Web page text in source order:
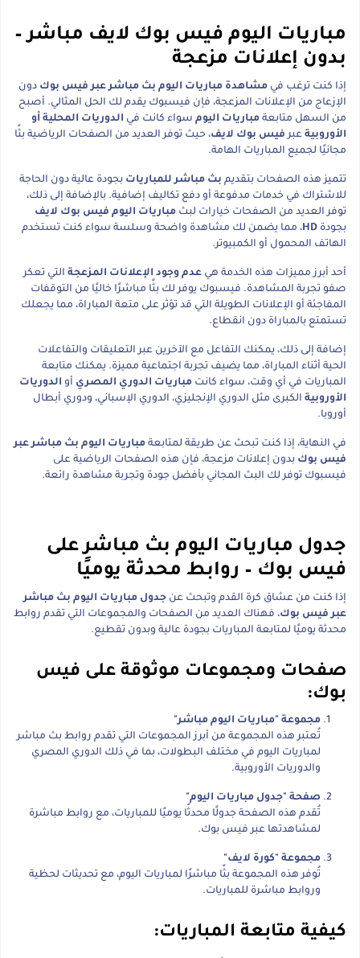
مباريات اليوم فيس بوك لايف مباشر –
بدون إعلانات مزعجة
إذا كنت ترغب في مشاهدة مباريات اليوم بث مباشر عبر فيس بوك دون
الإزعاج من الإعلانات المزعجة، فإن فيسبوك يقدم لك الحل المثالي. أصبح
من السهل متابعة مباريات اليوم سواء كانت في الدوريات المحلية أو
الأوروبية عبر فيس بوك لايف، حيث توفر العديد من الصفحات الرياضية بثًا
مجانيًا لجميع المباريات الهامة.
تتميز هذه الصفحات بتقديم بث مباشر للمباريات بجودة عالية دون الحاجة
للاشتراك في خدمات مدفوعة أو دفع تكاليف إضافية. بالإضافة إلى ذلك،
توفر العديد من الصفحات خيارات لبث مباريات اليوم فيس بوك لايف
بجودة HD، مما يضمن لك مشاهدة واضحة وسلسة سواء كنت تستخدم
الهاتف المحمول أو الكمبيوتر.
أحد أبرز مميزات هذه الخدمة هي عدم وجود الإعلانات المزعجة التي تعكر
صفو تجربة المشاهدة. فيسبوك يوفر لك بثًا مباشرًا خاليًا من التوقفات
المفاجئة أو الإعلانات الطويلة التي قد تؤثر على متعة المباراة، مما يجعلك
تستمتع بالمباراة دون انقطاع.
إضافة إلى ذلك، يمكنك التفاعل مع الآخرين عبر التعليقات والتفاعلات
الحية أثناء المباراة، مما يضيف تجربة اجتماعية مميزة. يمكنك متابعة
المباريات في أي وقت، سواء كانت مباريات الدوري المصري أو الدوريات
الأوروبية الكبرى مثل الدوري الإنجليزي، الدوري الإسباني، ودوري أبطال
أوروبا.
في النهاية، إذا كنت تبحث عن طريقة لمتابعة مباريات اليوم بث مباشر عبر
فيس بوك بدون إعلانات مزعجة، فإن هذه الصفحات الرياضية على
فيسبوك توفر لك البث المجاني بأفضل جودة وتجربة مشاهدة رائعة.
جدول مباريات اليوم بث مباشر على
فيس بوك – روابط محدثة يوميًا
إذا كنت من عشاق كرة القدم وتبحث عن جدول مباريات اليوم بث مباشر
عبر فيس بوك، فهناك العديد من الصفحات والمجموعات التي تقدم روابط
محدثة يوميًا لمتابعة المباريات بجودة عالية وبدون تقطيع.
صفحات ومجموعات موثوقة على فيس
بوك:
مجموعة "مباريات اليوم مباشر"
تُعتبر هذه المجموعة من أبرز المجموعات التي تقدم روابط بث مباشر
لمباريات اليوم في مختلف البطولات، بما في ذلك الدوري المصري
والدوريات الأوروبية.
صفحة "جدول مباريات اليوم"
تُقدم هذه الصفحة جدولًا محدثًا يوميًا للمباريات، مع روابط مباشرة
لمشاهدتها عبر فيس بوك.
مجموعة "كورة لايف"
تُوفر هذه المجموعة بثًا مباشرًا لمباريات اليوم، مع تحديثات لحظية
وروابط مباشرة للمباريات.
كيفية متابعة المباريات: